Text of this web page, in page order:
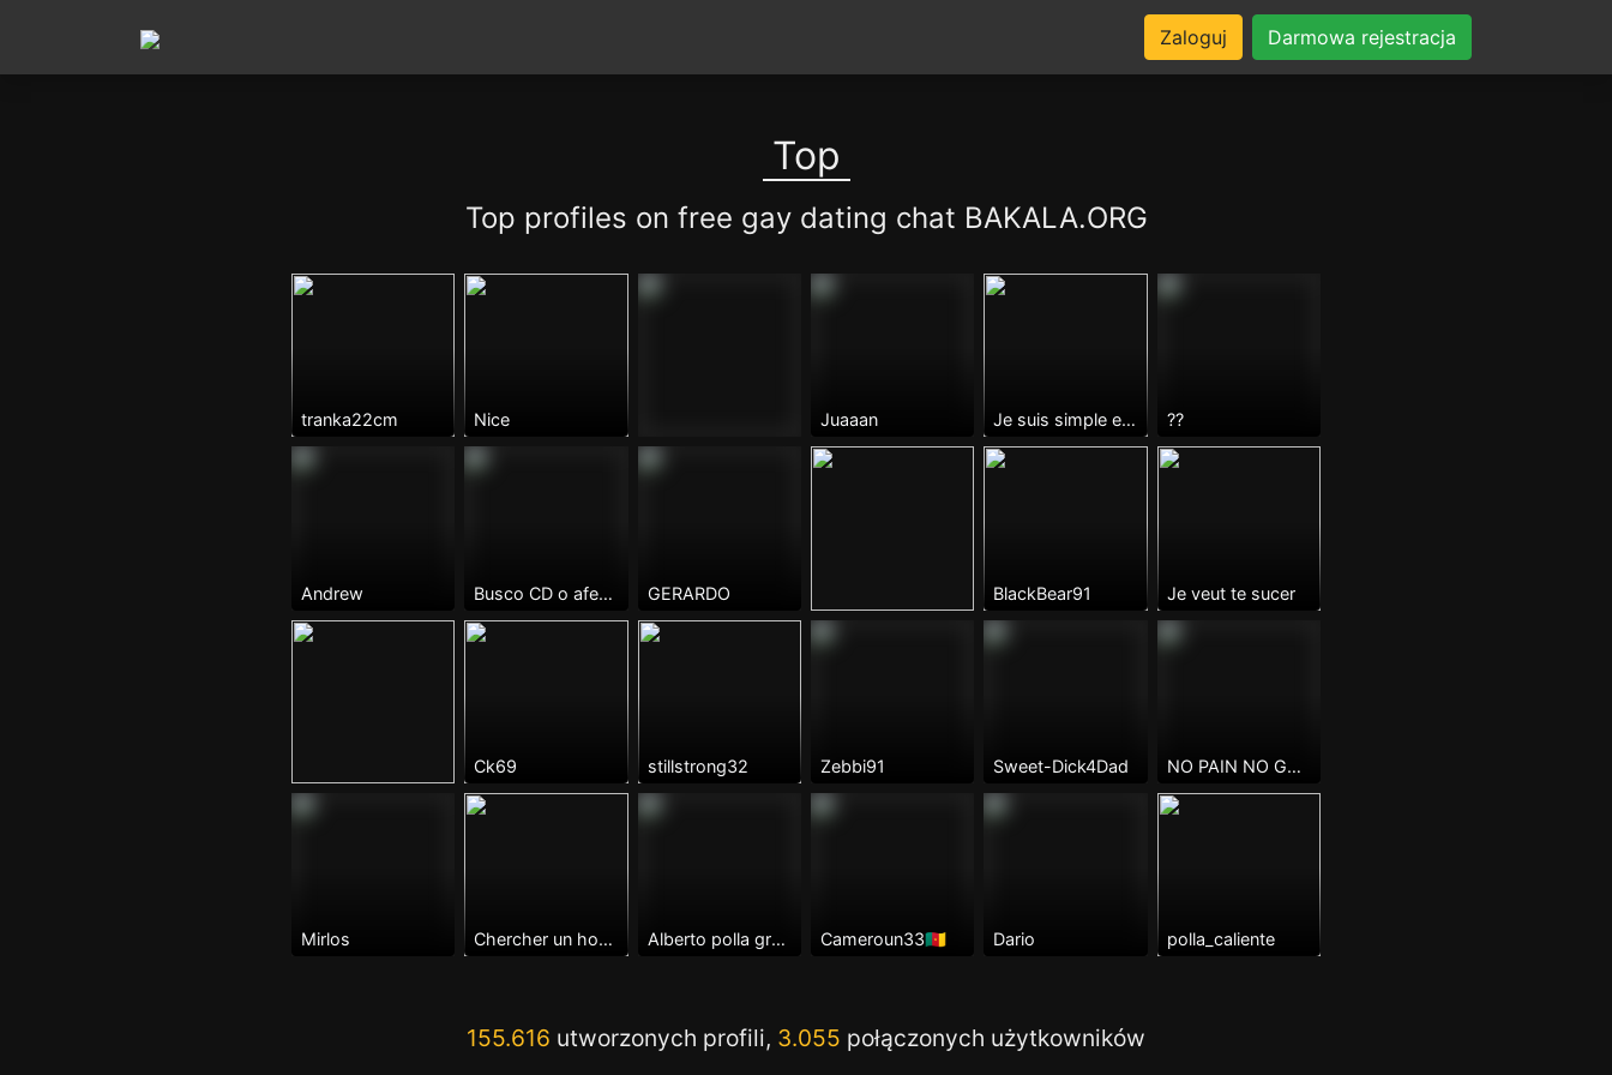
Zaloguj Darmowa rejestracja
Top
Top profiles on free gay dating chat BAKALA.ORG
tranka22cm Nice Juaaan Je suis simple et gentil ??
Andrew Busco CD o afeminados. GERARDO BlackBear91 Je veut te sucer
Ck69 stillstrong32 Zebbi91 Sweet-Dick4Dad NO PAIN NO GAIN
Mirlos Chercher un homme pour s’amuser Alberto polla grande Cameroun33🇨🇲 Dario polla_caliente
155.616 utworzonych profili, 3.055 połączonych użytkowników